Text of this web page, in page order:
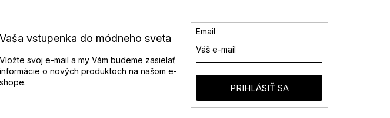
Vaša vstupenka do módneho sveta
Vložte svoj e-mail a my Vám budeme zasielať
informácie o nových produktoch na našom e-
shope.
Email
PRIHLÁSIŤ SA